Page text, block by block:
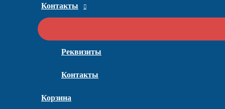
Контакты
Реквизиты
Контакты
Корзина